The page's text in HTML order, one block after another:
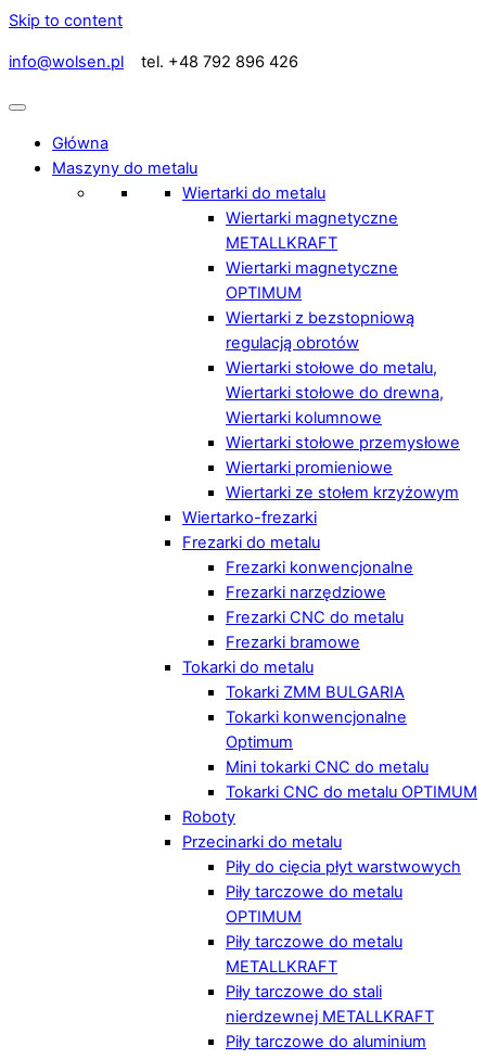
Skip to content
info@wolsen.pl tel. +48 792 896 426
Główna
Maszyny do metalu
Wiertarki do metalu
Wiertarki magnetyczne
METALLKRAFT
Wiertarki magnetyczne
OPTIMUM
Wiertarki z bezstopniową
regulacją obrotów
Wiertarki stołowe do metalu,
Wiertarki stołowe do drewna,
Wiertarki kolumnowe
Wiertarki stołowe przemysłowe
Wiertarki promieniowe
Wiertarki ze stołem krzyżowym
Wiertarko-frezarki
Frezarki do metalu
Frezarki konwencjonalne
Frezarki narzędziowe
Frezarki CNC do metalu
Frezarki bramowe
Tokarki do metalu
Tokarki ZMM BULGARIA
Tokarki konwencjonalne
Optimum
Mini tokarki CNC do metalu
Tokarki CNC do metalu OPTIMUM
Roboty
Przecinarki do metalu
Piły do cięcia płyt warstwowych
Piły tarczowe do metalu
OPTIMUM
Piły tarczowe do metalu
METALLKRAFT
Piły tarczowe do stali
nierdzewnej METALLKRAFT
Piły tarczowe do aluminium